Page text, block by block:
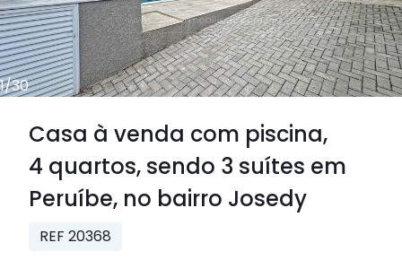
1/30
Casa à venda com piscina,
4 quartos, sendo 3 suítes em
Peruíbe, no bairro Josedy
REF 20368